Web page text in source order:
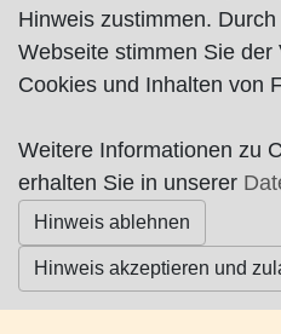
Impressum|Datenschutz|
© Worpswede24 2015-2026
Hinweis zustimmen.
Webseite stimmen Sie der
Cookies und Inhalten von
Weitere Informationen zu
erhalten Sie in unserer
Hinweis ablehnen
Hinweis akzeptieren und